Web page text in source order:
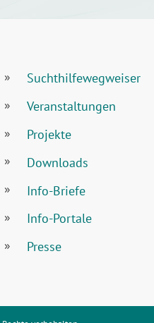
Suchthilfewegweiser
Veranstaltungen
Projekte
Downloads
Info-Briefe
Info-Portale
Presse